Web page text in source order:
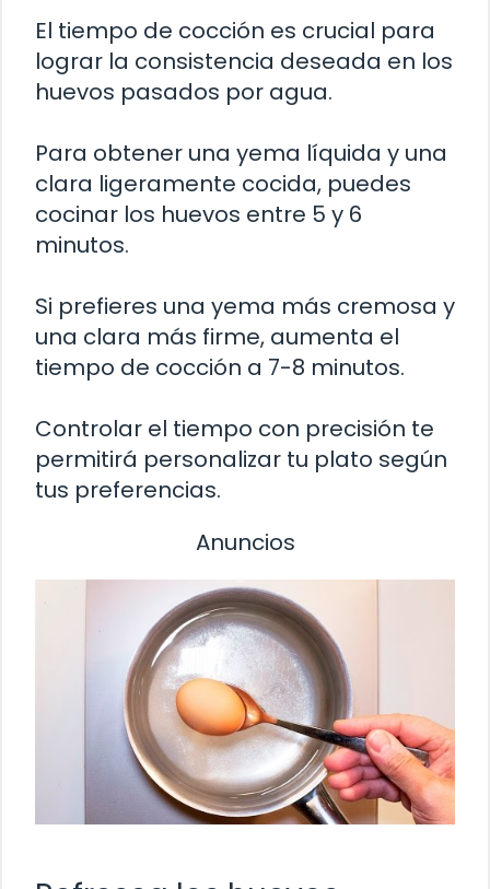
El tiempo de cocción es crucial para
lograr la consistencia deseada en los
huevos pasados por agua.
Para obtener una yema líquida y una
clara ligeramente cocida, puedes
cocinar los huevos entre 5 y 6
minutos.
Si prefieres una yema más cremosa y
una clara más firme, aumenta el
tiempo de cocción a 7-8 minutos.
Controlar el tiempo con precisión te
permitirá personalizar tu plato según
tus preferencias.
Anuncios